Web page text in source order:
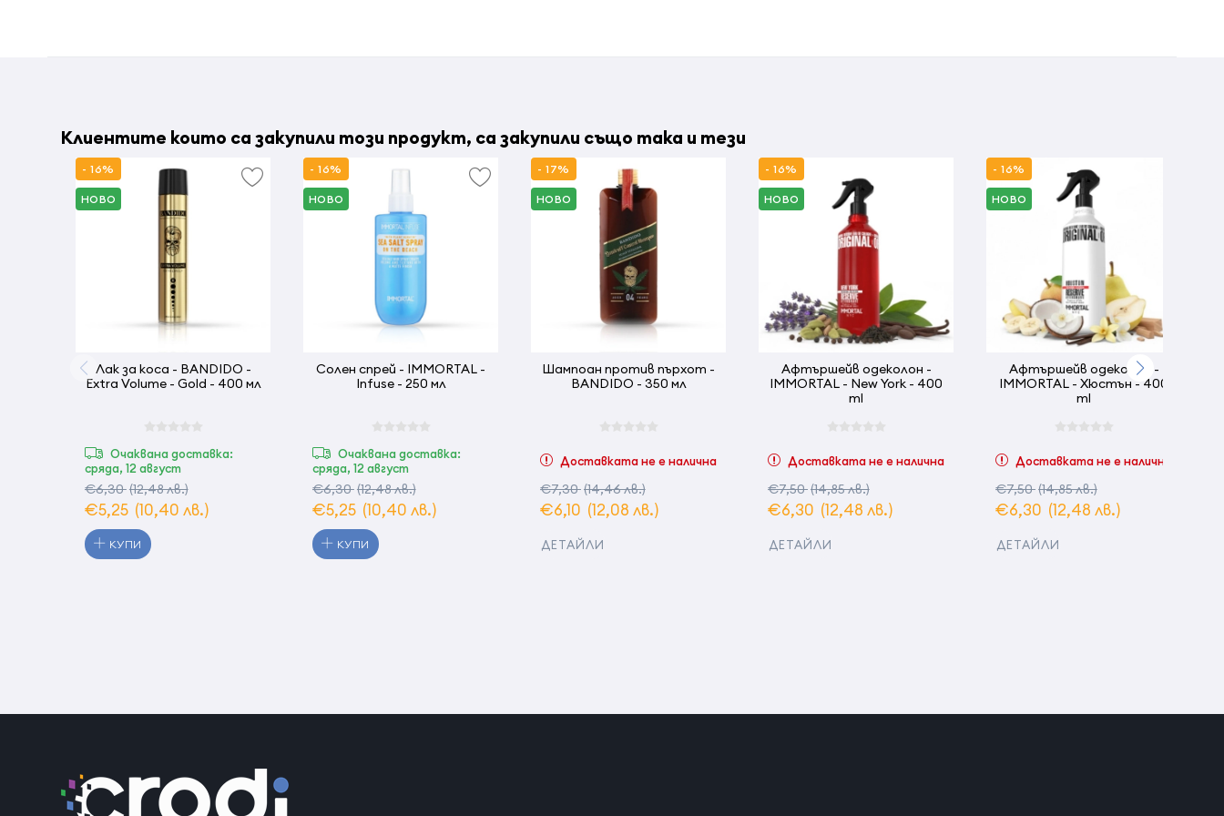
Клиентите които са закупили този продукт, са закупили също така и тези
- 16%
НОВО
Лак за коса - BANDIDO -
Extra Volume - Gold - 400 мл
Очаквана доставка:
сряда, 12 август
€6,30(12,48 лв.)
€5,25 (10,40 лв.)
КУПИ
- 16%
НОВО
Солен спрей - IMMORTAL -
Infuse - 250 мл
Очаквана доставка:
сряда, 12 август
€6,30(12,48 лв.)
€5,25 (10,40 лв.)
КУПИ
- 17%
НОВО
Шампоан против пърхот -
BANDIDO - 350 мл
Доставката не е налична
€7,30(14,46 лв.)
€6,10 (12,08 лв.)
ДЕТАЙЛИ
- 16%
НОВО
Афтършейв одеколон -
IMMORTAL - New York - 400
ml
Доставката не е налична
€7,50(14,85 лв.)
€6,30 (12,48 лв.)
ДЕТАЙЛИ
- 16%
НОВО
Афтършейв одеколон -
IMMORTAL - Хюстън - 400
ml
Доставката не е налична
€7,50(14,85 лв.)
€6,30 (12,48 лв.)
ДЕТАЙЛИ